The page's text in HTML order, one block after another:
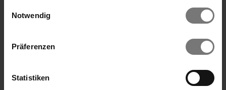
Cookies und ähnliche Technologien (Tracking-Pixel),
soweit dies technisch für die Bereitstellung unserer
Dienste erforderlich ist (bspw. Spracheinstellungen),
sowie darüber hinaus soweit Sie Ihre Einwilligung in die
Marketingcookies). Mit diesen Cookies werden von uns
Notwendig
Präferenzen
Statistiken